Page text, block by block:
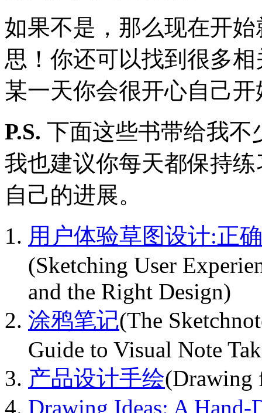
如果不是，那么现在开
思！你还可以找到很多
某一天你会很开心自己
P.S. 下面这些书带给我不
我也建议你每天都保持
自己的进展。
用户体验草图设计:正
(Sketching User
and the Right Design)
涂鸦笔记(The
Guide to Visual Note
产品设计手绘(Drawing
Drawing Ideas: A